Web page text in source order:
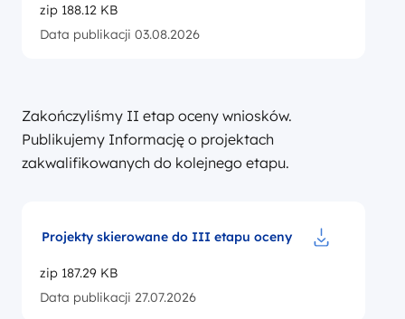
zip 188.12 KB
Data publikacji 03.08.2026
Zakończyliśmy II etap oceny wniosków.
Publikujemy Informację o projektach
zakwalifikowanych do kolejnego etapu.
Projekty skierowane do III etapu oceny
zip 187.29 KB
Data publikacji 27.07.2026